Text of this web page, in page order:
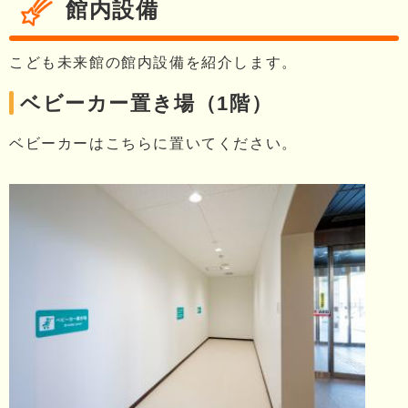
館内設備
こども未来館の館内設備を紹介します。
ベビーカー置き場（1階）
ベビーカーはこちらに置いてください。